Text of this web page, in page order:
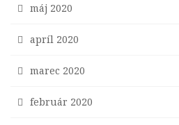
máj 2020
apríl 2020
marec 2020
február 2020